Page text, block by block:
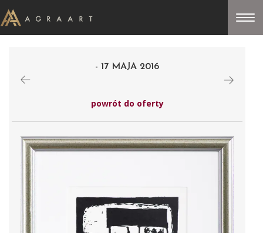
- 17 MAJA 2016
powrót do oferty